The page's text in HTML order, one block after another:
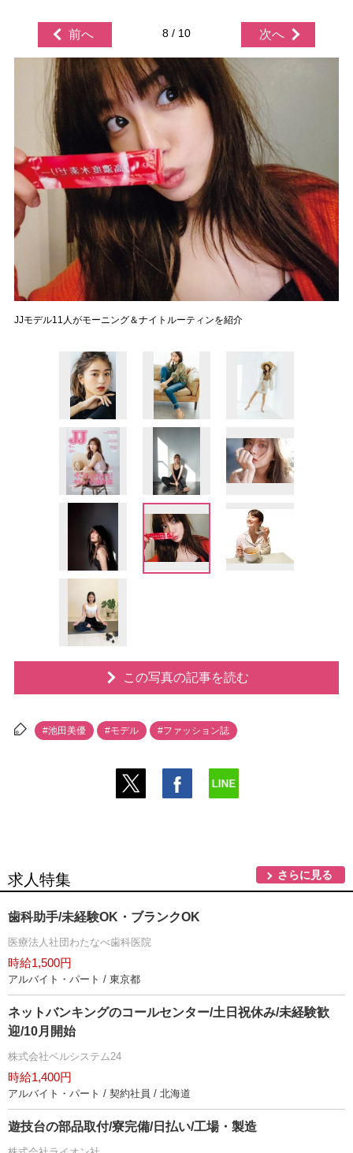
前へ 8 / 10 次へ
JJモデル11人がモーニング＆ナイトルーティンを紹介
この写真の記事を読む
#池田美優 #モデル #ファッション誌
求人特集 さらに見る
歯科助手/未経験OK・ブランクOK
医療法人社団わたなべ歯科医院
時給1,500円
アルバイト・パート / 東京都
ネットバンキングのコールセンター/土日祝休み/未経験歓
迎/10月開始
株式会社ベルシステム24
時給1,400円
アルバイト・パート / 契約社員 / 北海道
遊技台の部品取付/寮完備/日払い/工場・製造